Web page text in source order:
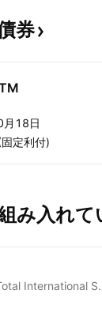
券
18日
定利付)
み入れて
Vanguard